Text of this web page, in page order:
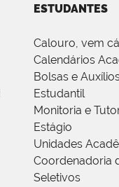
ESTUDANTES
Calouro, vem cá
Calendários
Bolsas e
Estudantil
Monitoria e
Estágio
Unidades
Coordenadoria
Seletivos